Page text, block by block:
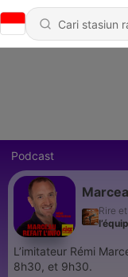
Podcast
Rire
L’imitateur Rémi
8h30, et 9h30.